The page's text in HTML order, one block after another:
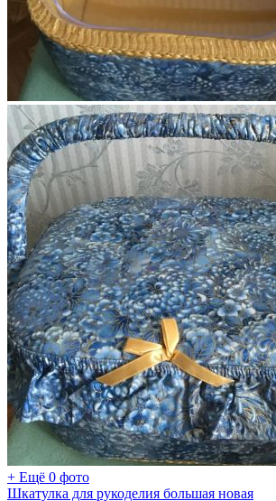
+ Ещё 0 фото
Шкатулка для рукоделия большая новая